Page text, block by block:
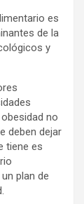
es
de la
y
no
deben dejar
tiene es
plan de